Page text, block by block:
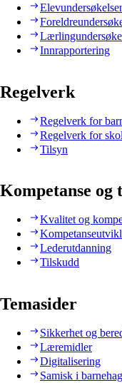
Innrapportering
Regelverk
Regelverk for
Regelverk for
Tilsyn
Kompetanse og
Kvalitet og
Lederutdanning
Tilskudd
Temasider
Sikkerhet og
Læremidler
Digitalisering
Samisk i